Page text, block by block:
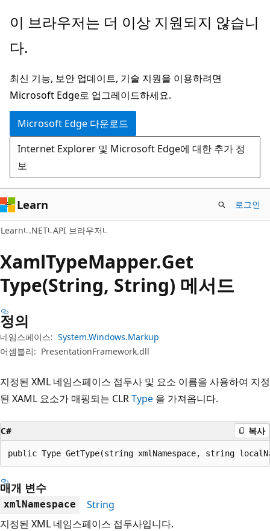
주
콘
츠
로
건
너
뛰
기
페
지
탐
색
으
로
건
너
뛰
기
이 브라우저는 더 이상 지원되지 않습니
다.
최신 기능, 보안 업데이트, 기술 지원을 이용하려면
Microsoft Edge로 업그레이드하세요.
Microsoft Edge 다운로드
Internet Explorer 및 Microsoft Edge에 대한 추가 정
보
Learn 로그인
Learn .NET API 브라우저
XamlTypeMapper.Get
Type(String, String) 메서드
정의
네임스페이스: System.Windows.Markup
어셈블리: PresentationFramework.dll
지정된 XML 네임스페이스 접두사 및 요소 이름을 사용하여 지정
된 XAML 요소가 매핑되는 CLRType 을 가져옵니다.
C# 복사
public Type GetType(string xmlNamespace, string
매개 변수
xmlNamespace
String
지정된 XML 네임스페이스 접두사입니다.